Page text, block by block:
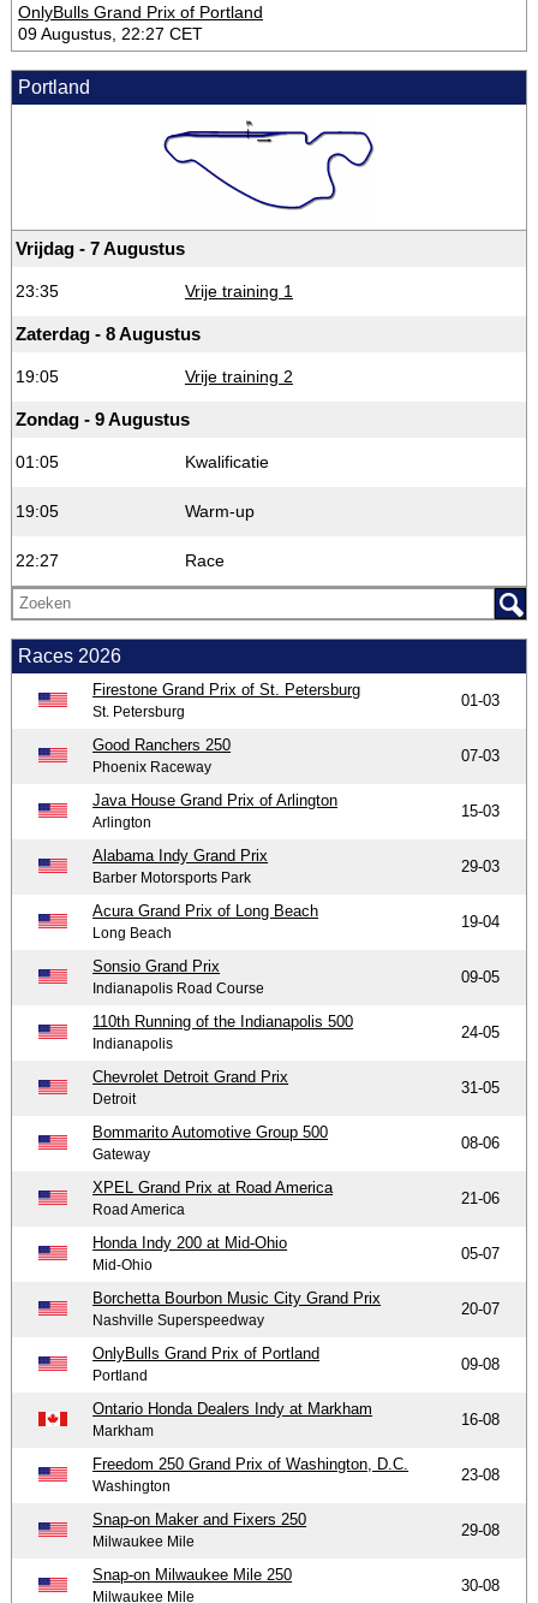
OnlyBulls Grand Prix of Portland
09 Augustus, 22:27 CET
Portland
Vrijdag - 7 Augustus
23:35 Vrije training 1
Zaterdag - 8 Augustus
19:05 Vrije training 2
Zondag - 9 Augustus
01:05 Kwalificatie
19:05 Warm-up
22:27 Race
Races 2026
Firestone Grand Prix of St. Petersburg
St. Petersburg
01-03
Good Ranchers 250
Phoenix Raceway
07-03
Java House Grand Prix of Arlington
Arlington
15-03
Alabama Indy Grand Prix
Barber Motorsports Park
29-03
Acura Grand Prix of Long Beach
Long Beach
19-04
Sonsio Grand Prix
Indianapolis Road Course
09-05
110th Running of the Indianapolis 500
Indianapolis
24-05
Chevrolet Detroit Grand Prix
Detroit
31-05
Bommarito Automotive Group 500
Gateway
08-06
XPEL Grand Prix at Road America
Road America
21-06
Honda Indy 200 at Mid-Ohio
Mid-Ohio
05-07
Borchetta Bourbon Music City Grand Prix
Nashville Superspeedway
20-07
OnlyBulls Grand Prix of Portland
Portland
09-08
Ontario Honda Dealers Indy at Markham
Markham
16-08
Freedom 250 Grand Prix of Washington, D.C.
Washington
23-08
Snap-on Maker and Fixers 250
Milwaukee Mile
29-08
Snap-on Milwaukee Mile 250
Milwaukee Mile
30-08